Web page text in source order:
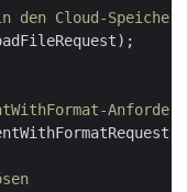
Cloud-Speicher